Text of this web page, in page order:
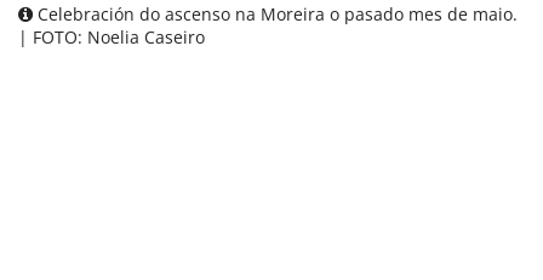
Celebración do ascenso na Moreira o pasado mes de maio.
| FOTO: Noelia Caseiro